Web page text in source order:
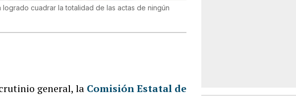
cuadrar la totalidad de las actas de ningún
general, la Comisión Estatal de